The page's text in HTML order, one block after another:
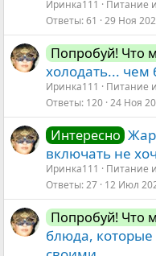
Иринка111
Питание
Ответы 61 29 Ноя
Попробуй! Что
холодать... чем
Иринка111
Питание
Ответы 120 24 Ноя
Интересно
включать не
Иринка111
Питание
Ответы 27 12 Июл
Попробуй! Что
блюда,